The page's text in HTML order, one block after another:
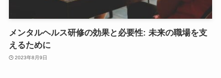
メンタルヘルス研修の効果と必要性: 未来の職場を支
えるために
2023年8月9日